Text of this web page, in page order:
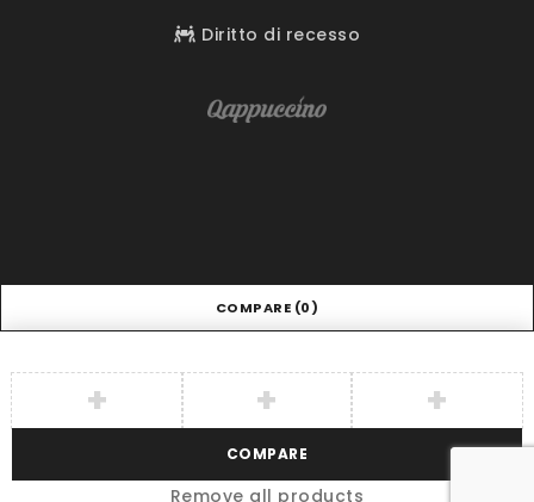
Diritto di recesso
COMPARE (0)
COMPARE
Remove all products